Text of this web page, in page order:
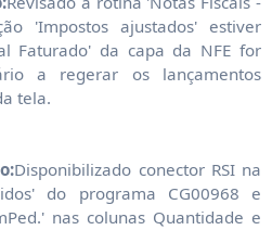
'Impostos ajustados' estiver
Faturado' da capa da NFE for
a regerar os lançamentos
tela.
Disponibilizado conector RSI na
do programa CG00968 e
nas colunas Quantidade e